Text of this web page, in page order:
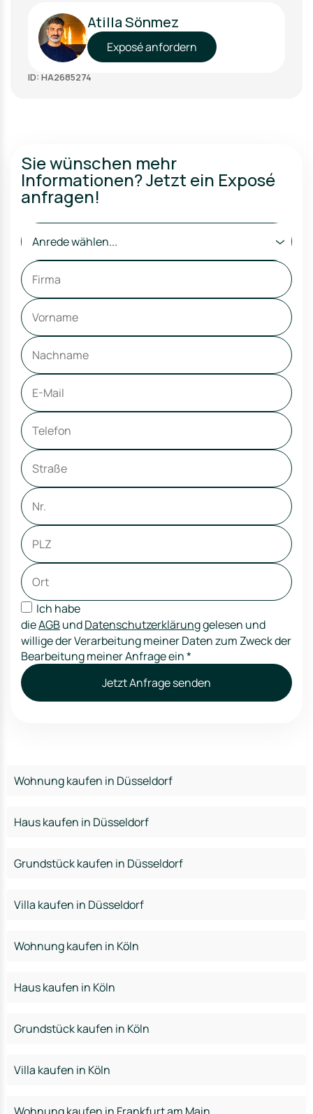
Atilla Sönmez
Exposé anfordern
ID: HA2685274
Sie wünschen mehr
Informationen? Jetzt ein Exposé
anfragen!
Anrede wählen...
Ich habe
dieAGBundDatenschutzerklärunggelesen und
willige der Verarbeitung meiner Daten zum Zweck der
Bearbeitung meiner Anfrage ein*
Jetzt Anfrage senden
Wohnung kaufen in Düsseldorf
Haus kaufen in Düsseldorf
Grundstück kaufen in Düsseldorf
Villa kaufen in Düsseldorf
Wohnung kaufen in Köln
Haus kaufen in Köln
Grundstück kaufen in Köln
Villa kaufen in Köln